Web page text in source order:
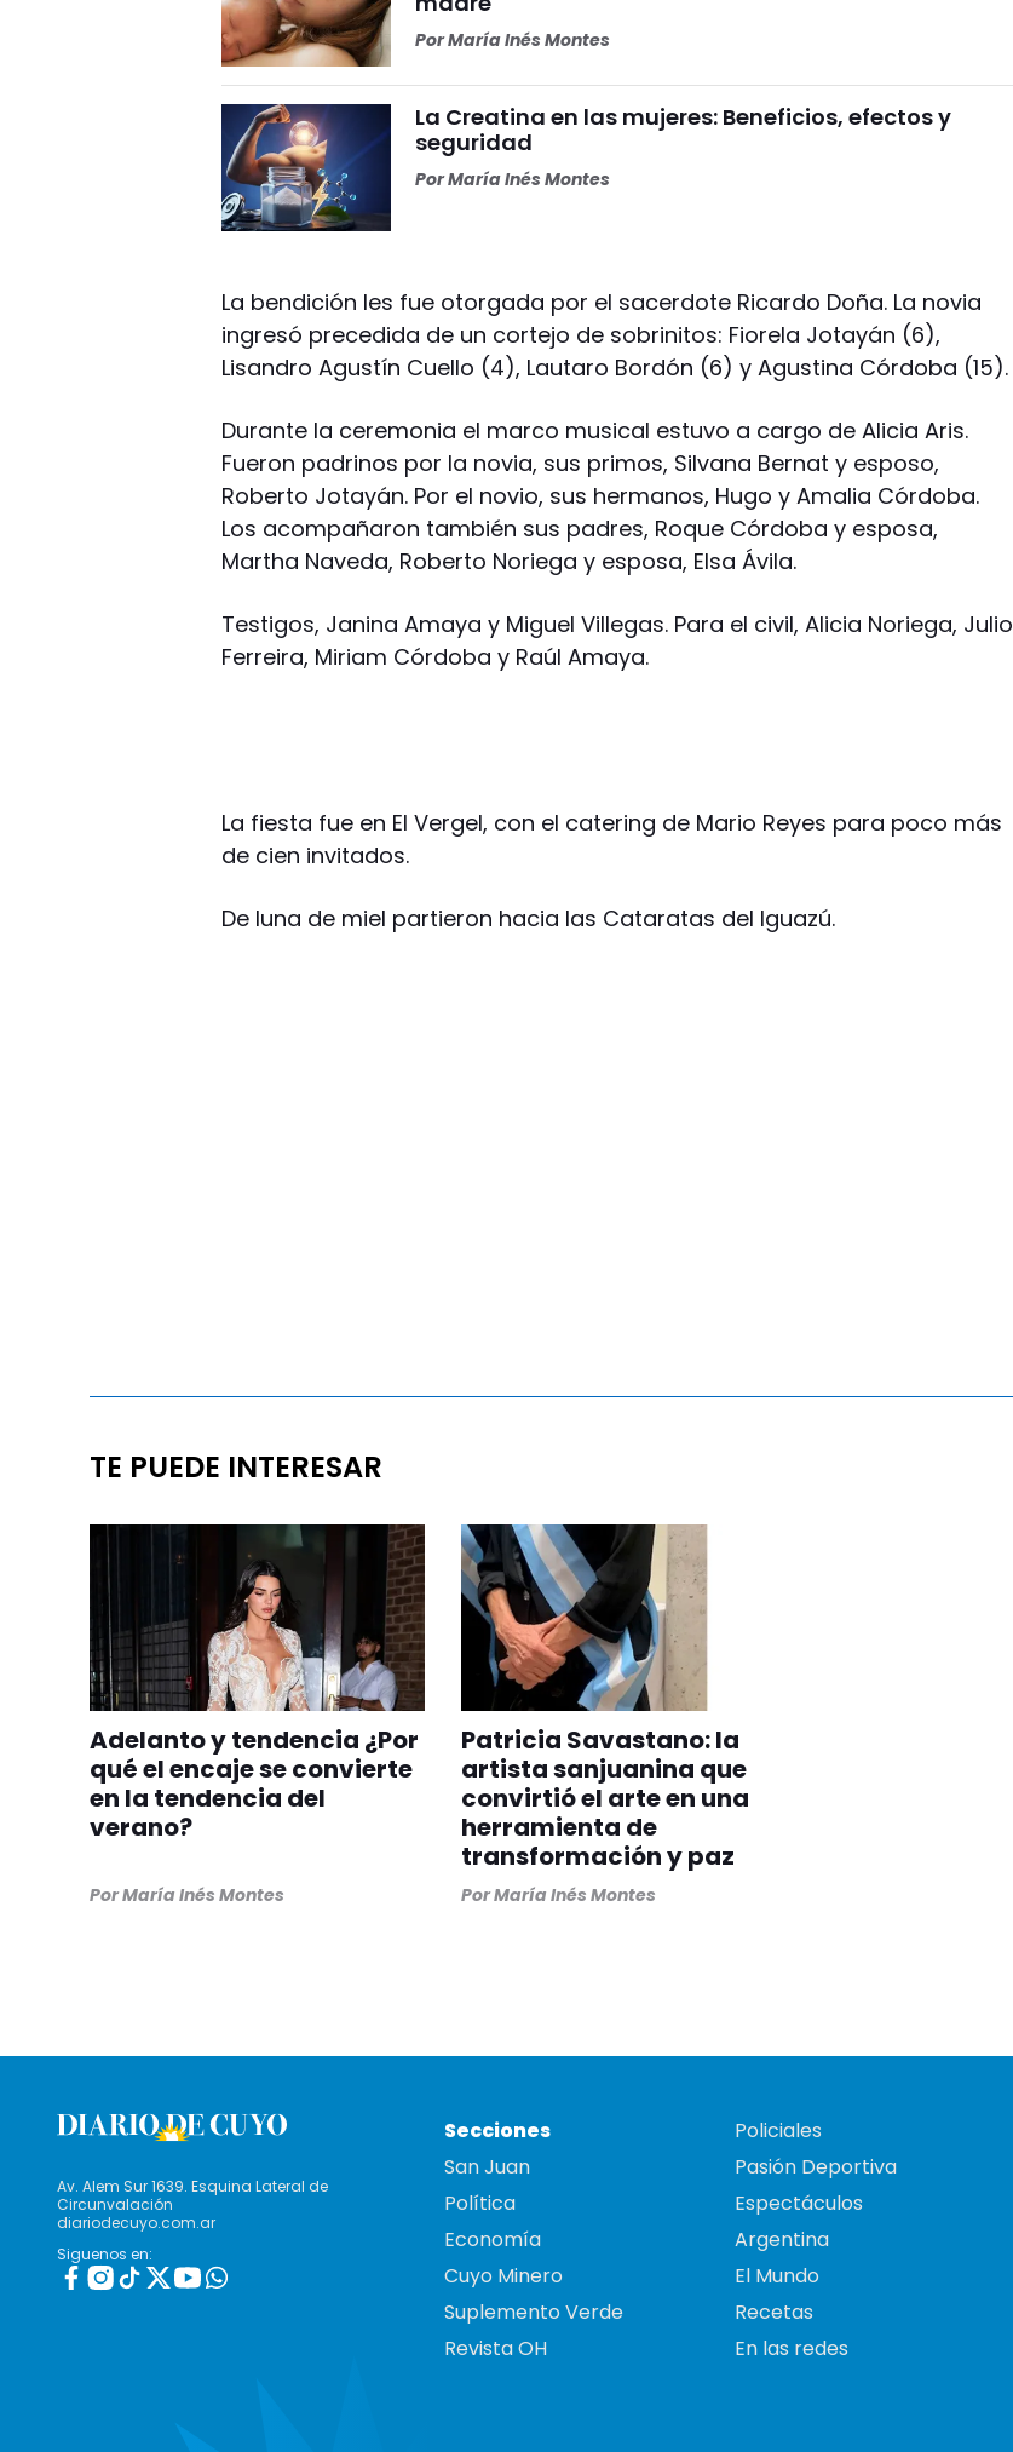
PorMaría Inés Montes
La Creatina en las mujeres: Beneficios, efectos y
seguridad
PorMaría Inés Montes
La bendición les fue otorgada por el sacerdote Ricardo Doña. La novia
ingresó precedida de un cortejo de sobrinitos: Fiorela Jotayán (6),
Lisandro Agustín Cuello (4), Lautaro Bordón (6) y Agustina Córdoba (15).
Durante la ceremonia el marco musical estuvo a cargo de Alicia Aris.
Fueron padrinos por la novia, sus primos, Silvana Bernat y esposo,
Roberto Jotayán. Por el novio, sus hermanos, Hugo y Amalia Córdoba.
Los acompañaron también sus padres, Roque Córdoba y esposa,
Martha Naveda, Roberto Noriega y esposa, Elsa Ávila.
Testigos, Janina Amaya y Miguel Villegas. Para el civil, Alicia Noriega, Julio
Ferreira, Miriam Córdoba y Raúl Amaya.
La fiesta fue en El Vergel, con el catering de Mario Reyes para poco más
de cien invitados.
De luna de miel partieron hacia las Cataratas del Iguazú.
TE PUEDE INTERESAR
Adelanto y tendencia ¿Por
qué el encaje se convierte
en la tendencia del
verano?
PorMaría Inés Montes
Patricia Savastano: la
artista sanjuanina que
convirtió el arte en una
herramienta de
transformación y paz
PorMaría Inés Montes
Av. Alem Sur 1639. Esquina Lateral de
Circunvalación
diariodecuyo.com.ar
Siguenos en:
Secciones
San Juan
Política
Economía
Cuyo Minero
Suplemento Verde
Revista OH
Policiales
Pasión Deportiva
Espectáculos
Argentina
El Mundo
Recetas
En las redes